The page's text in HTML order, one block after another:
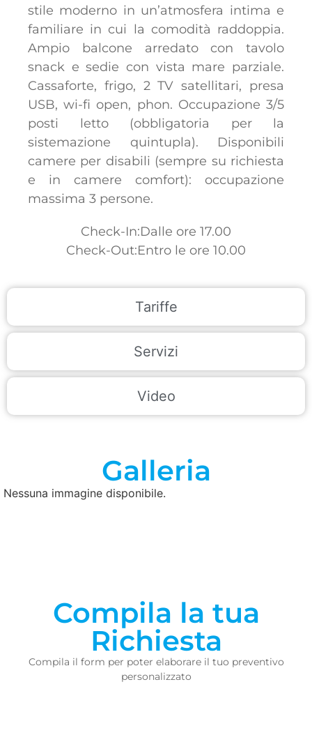
Tariffe
Servizi
Video
stile moderno in un’atmosfera intima e
familiare in cui la comodità raddoppia.
Ampio balcone arredato con tavolo
snack e sedie con vista mare parziale.
Cassaforte, frigo, 2 TV satellitari, presa
USB, wi-fi open, phon. Occupazione 3/5
posti letto (obbligatoria per la
sistemazione quintupla). Disponibili
camere per disabili (sempre su richiesta
e in camere comfort): occupazione
massima 3 persone.
Check-In:Dalle ore 17.00
Check-Out:Entro le ore 10.00
Galleria
Nessuna immagine disponibile.
Compila la tua
Richiesta
Compila il form per poter elaborare il tuo preventivo
personalizzato